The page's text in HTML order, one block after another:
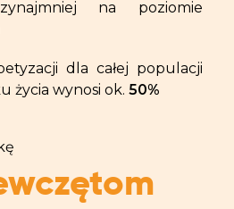
na poziomie
dla całej populacji
życia wynosi ok. 50%